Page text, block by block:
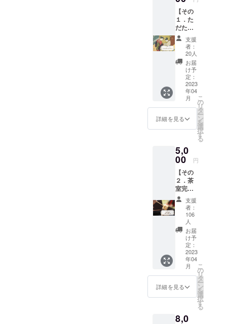
【その
１．た
だただ
応援、
力に
なっ
ちゃろ
う！】
「とに
かく協
力した
い、と
にかく
関わり
たい」
方へ向
けたリ
ターン
です。
心を込
めて、
感謝の
気持ち
をお手
紙にし
てお届
けしま
す。 お
近くへ
来られ
た際は
「応援
した
だける
支援
者：
20人
お届
け予
定：
2023
年04
月
詳細を見る
こ
の
リ
タ
ー
ン
を
選
択
す
る
5,0
00 円
【その
２．茶
室完成
披露＋
薄茶or
生珈琲
一服チ
ケッ
ト】 茶
室が完
成しま
した
ら、遊
びにい
らして
薄茶
支援
者：
106
人
お届
け予
定：
2023
年04
月
詳細を見る
こ
の
リ
タ
ー
ン
を
選
択
す
る
8,0